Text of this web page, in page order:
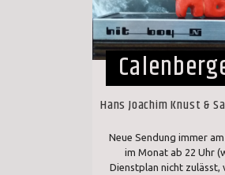
Hans Joachim Knust &
Neue Sendung immer
im Monat ab 22 Uhr
Dienstplan nicht zulässt,